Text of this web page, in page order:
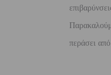
περάσει